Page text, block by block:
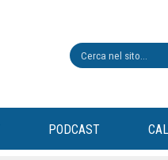
PODCAST